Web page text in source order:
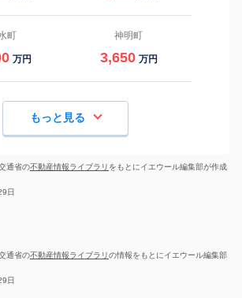
町
万円
神明町
3,650 万円
もっと見る
通省の不動産情報ライブラリ をもとにイエウール編集部が作成
日
通省の不動産情報ライブラリの情報をもとにイエウール編集部
日